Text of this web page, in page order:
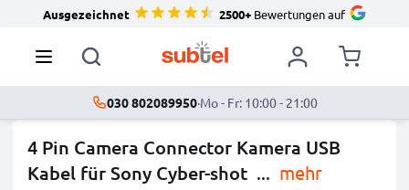
Ausgezeichnet 2500+Bewertungen auf
030 802089950·Mo - Fr: 10:00 - 21:00
4 Pin Camera Connector Kamera USB
Kabel für Sony Cyber-shot ... mehr